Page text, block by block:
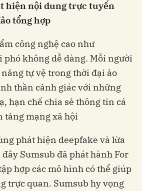
hiện nội dung trực tuyến
tổng hợp
công nghệ cao như
phó không dễ dàng. Mỗi người
tự vệ trong thời đại ảo
thần cảnh giác với những
hạn chế chia sẻ thông tin cá
tảng mạng xã hội
phát hiện deepfake và lừa
Sumsub đã phát hành For
hợp các mô hình có thể giúp
trực quan. Sumsub hy vọng